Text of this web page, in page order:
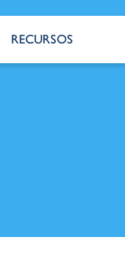
RECURSOS